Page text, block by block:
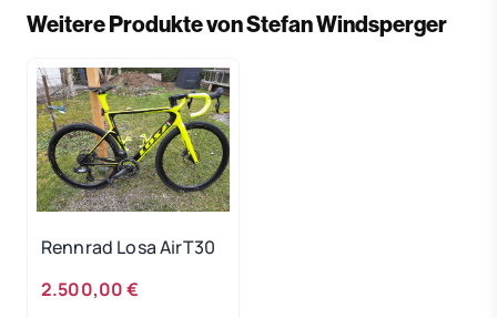
Weitere Produkte von Stefan Windsperger
Rennrad Losa AirT30
2.500,00 €